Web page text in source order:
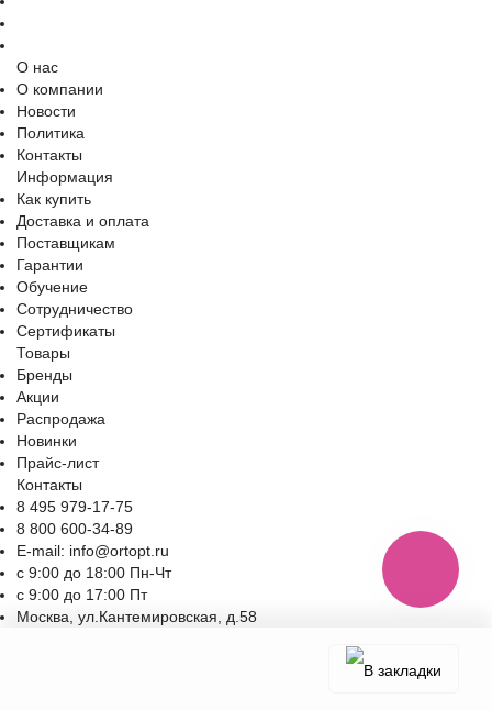
О нас
О компании
Новости
Политика
Контакты
Информация
Как купить
Доставка и оплата
Поставщикам
Гарантии
Обучение
Сотрудничество
Сертификаты
Товары
Бренды
Акции
Распродажа
Новинки
Прайс-лист
Контакты
8 495 979-17-75
8 800 600-34-89
E-mail: info@ortopt.ru
c 9:00 до 18:00 Пн-Чт
c 9:00 до 17:00 Пт
Москва, ул.Кантемировская, д.58